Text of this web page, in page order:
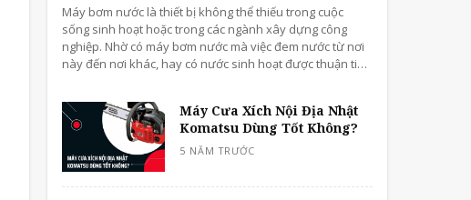
Máy bơm nước là thiết bị không thể thiếu trong cuộc
sống sinh hoạt hoặc trong các ngành xây dựng công
nghiệp. Nhờ có máy bơm nước mà việc đem nước từ nơi
này đến nơi khác, hay có nước sinh hoạt được thuận tiện
nên việc gặp lỗi là điều không thể nào tránh khỏi.
Máy Cưa Xích Nội Địa Nhật
Komatsu Dùng Tốt Không?